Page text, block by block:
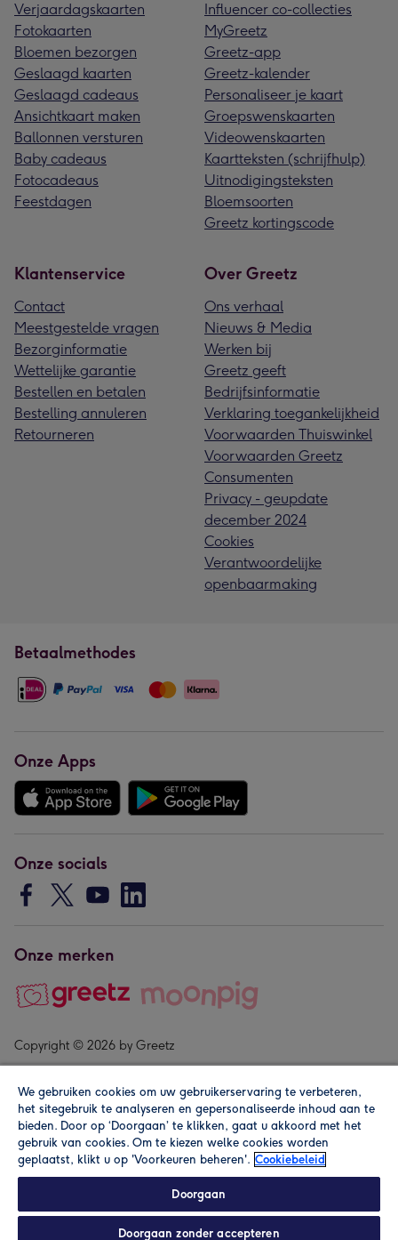
Verjaardagskaarten
Fotokaarten
Bloemen bezorgen
Geslaagd kaarten
Geslaagd cadeaus
Ansichtkaart maken
Ballonnen versturen
Baby cadeaus
Fotocadeaus
Feestdagen
Influencer co-collecties
MyGreetz
Greetz-app
Greetz-kalender
Personaliseer je kaart
Groepswenskaarten
Videowenskaarten
Kaartteksten (schrijfhulp)
Uitnodigingsteksten
Bloemsoorten
Greetz kortingscode
Klantenservice
Contact
Meestgestelde vragen
Bezorginformatie
Wettelijke garantie
Bestellen en betalen
Bestelling annuleren
Retourneren
Over Greetz
Ons verhaal
Nieuws & Media
Werken bij
Greetz geeft
Bedrijfsinformatie
Verklaring toegankelijkheid
Voorwaarden Thuiswinkel
Voorwaarden Greetz
Consumenten
Privacy - geupdate
december 2024
Cookies
Verantwoordelijke
openbaarmaking
Betaalmethodes
Onze Apps
Onze socials
Onze merken
Copyright © 2026 by Greetz
Alle prijzen zijn inclusief btw en andere heffingen. Lees de
We gebruiken cookies om uw gebruikerservaring te verbeteren,
het sitegebruik te analyseren en gepersonaliseerde inhoud aan te
bieden. Door op ‘Doorgaan’ te klikken, gaat u akkoord met het
gebruik van cookies. Om te kiezen welke cookies worden
geplaatst, klikt u op 'Voorkeuren beheren'. Cookiebeleid
Doorgaan
Doorgaan zonder accepteren